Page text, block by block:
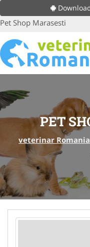
Pet Shop Marasesti
PET
veterinar Romania